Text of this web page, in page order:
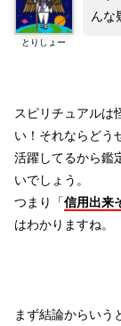
とりしょー
んな
スピリチュアルは
い！それならどう
活躍してるから鑑
いでしょう。
つまり「信用出来
はわかりますね。
まず結論からいう